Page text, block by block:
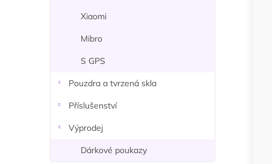
Xiaomi
Mibro
S GPS
Pouzdra a tvrzená skla
Příslušenství
Výprodej
Dárkové poukazy